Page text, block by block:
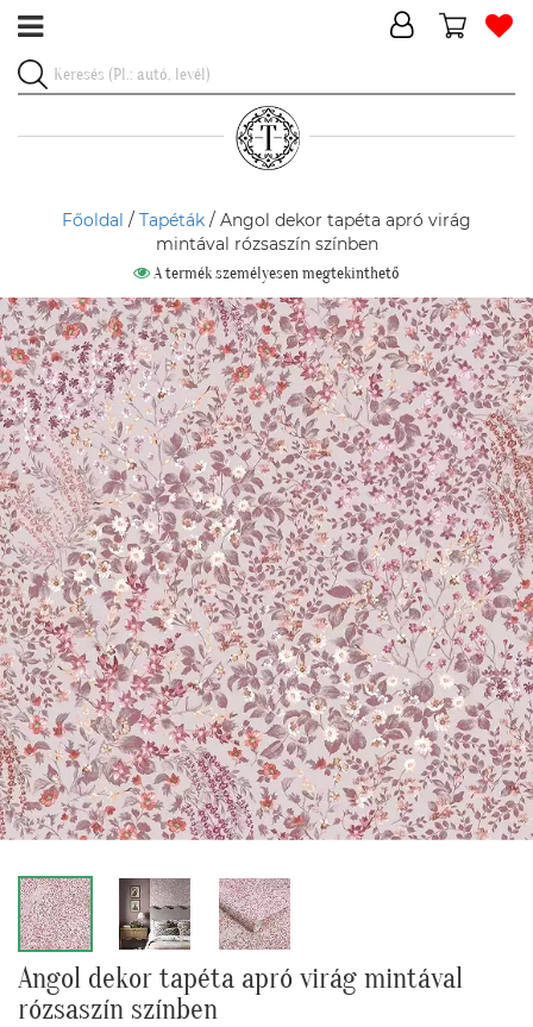
Főoldal / Tapéták / Angol dekor tapéta apró virág
mintával rózsaszín színben
A termék személyesen megtekinthető
Angol dekor tapéta apró virág mintával
rózsaszín színben